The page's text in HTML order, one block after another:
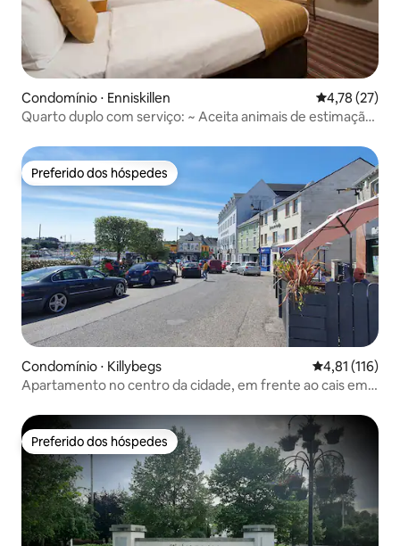
Condomínio ⋅ Enniskillen 4,78 de uma
4,78 (27)
Quarto duplo com serviço: ~ Aceita animais de estimação
Preferido dos hóspedes
Preferido dos hóspedes
Condomínio ⋅ Killybegs 4,81 de uma
4,81 (116)
Apartamento no centro da cidade, em frente ao cais em
Preferido dos hóspedes
Preferido dos hóspedes